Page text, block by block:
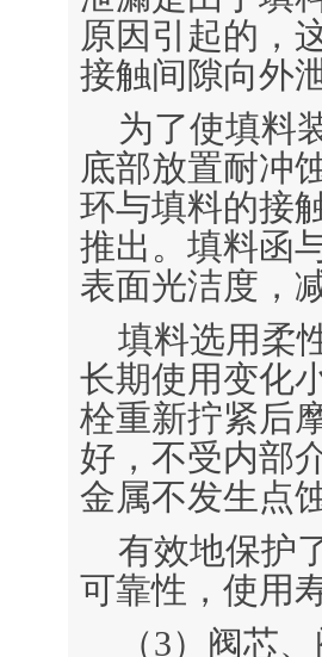
原因引起的，
接触间隙向外
为了使填料
底部放置耐冲
环与填料的接
推出。填料函
表面光洁度，
填料选用柔
长期使用变化
栓重新拧紧后
好，不受内部
金属不发生点
有效地保护
可靠性，使用
（3）阀芯